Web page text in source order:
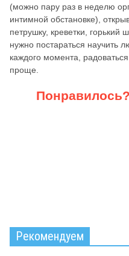
(можно пару раз в неделю
интимной обстановке),
петрушку, креветки,
нужно постараться научить
каждого момента,
проще.
Понравилось?
Рекомендуем